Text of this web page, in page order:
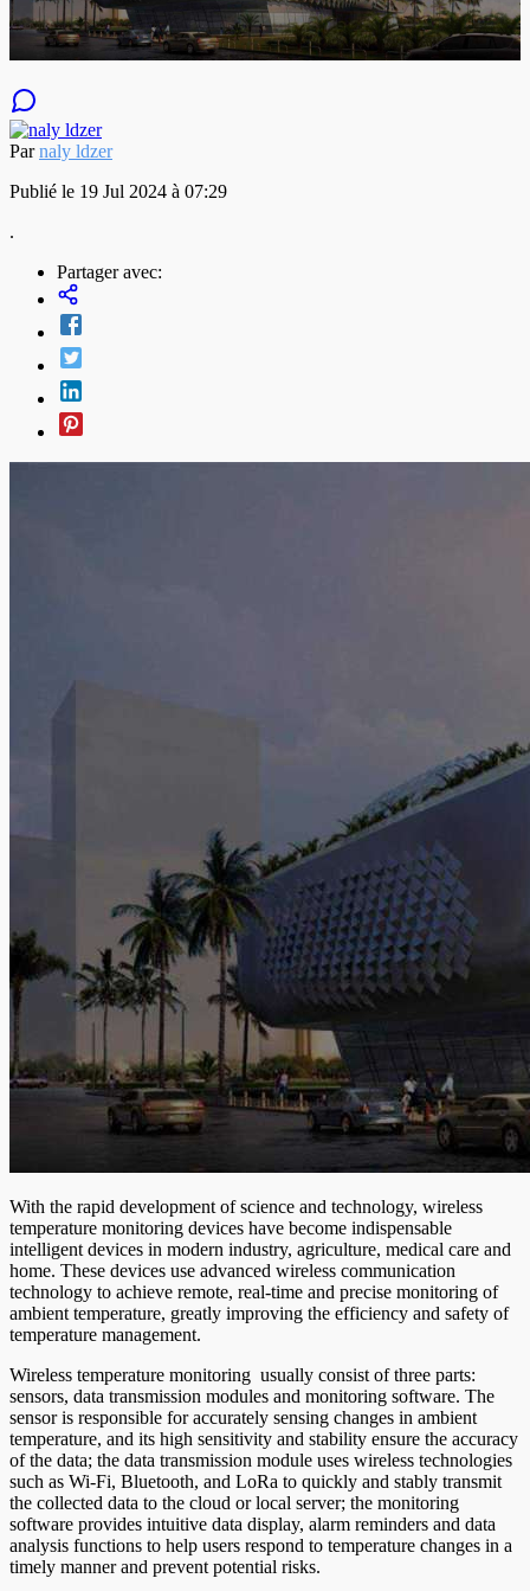
Parnaly ldzer
Publié le 19 Jul 2024 à 07:29
.
Partager avec:
With the rapid development of science and technology, wireless
temperature monitoring devices have become indispensable
intelligent devices in modern industry, agriculture, medical care and
home. These devices use advanced wireless communication
technology to achieve remote, real-time and precise monitoring of
ambient temperature, greatly improving the efficiency and safety of
temperature management.
Wireless temperature monitoring usually consist of three parts:
sensors, data transmission modules and monitoring software. The
sensor is responsible for accurately sensing changes in ambient
temperature, and its high sensitivity and stability ensure the accuracy
of the data; the data transmission module uses wireless technologies
such as Wi-Fi, Bluetooth, and LoRa to quickly and stably transmit
the collected data to the cloud or local server; the monitoring
software provides intuitive data display, alarm reminders and data
analysis functions to help users respond to temperature changes in a
timely manner and prevent potential risks.